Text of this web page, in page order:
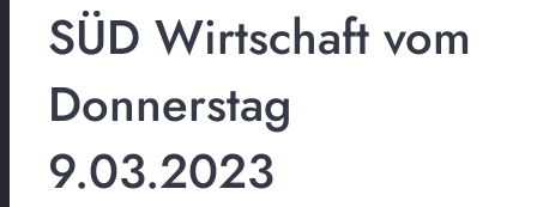
SÜD Wirtschaft vom
Donnerstag
9.03.2023